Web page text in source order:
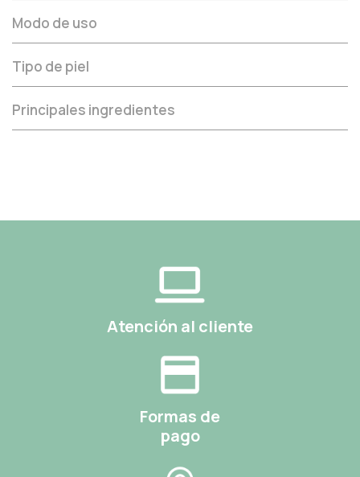
Modo de uso
Tipo de piel
Principales ingredientes
Atención al cliente
Formas de
pago